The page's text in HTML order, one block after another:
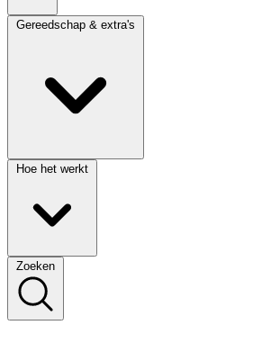
Gereedschap & extra's
Hoe het werkt
Zoeken